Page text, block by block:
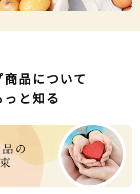
商品について
っと知る